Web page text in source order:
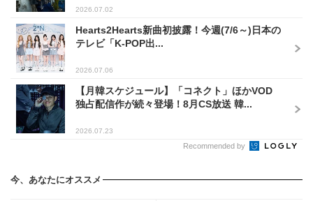
2026.07.02
Hearts2Hearts新曲初披露！今週(7/6～)日本の
テレビ「K-POP出...
2026.07.06
【月韓スケジュール】「コネクト」ほかVOD
独占配信作が続々登場！8月CS放送 韓...
2026.07.23
Recommended by
今、あなたにオススメ